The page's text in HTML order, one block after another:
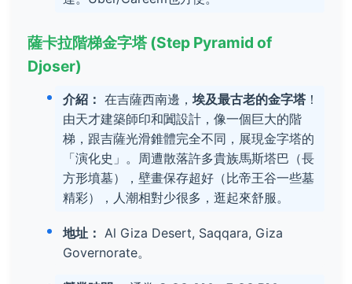
薩卡拉階梯金字塔 (Step Pyramid of
Djoser)
介紹： 在吉薩西南邊， 埃及最古老的金字塔 ！
由天才建築師印和闐設計，像一個巨大的階
梯，跟吉薩光滑錐體完全不同，展現金字塔的
「演化史」。周遭散落許多貴族馬斯塔巴（長
方形墳墓），壁畫保存超好（比帝王谷一些墓
精彩），人潮相對少很多，逛起來舒服。
地址： Al Giza Desert, Saqqara, Giza
Governorate。